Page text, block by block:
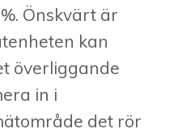
Önskvärt är
kan
överliggande
in i
det rör